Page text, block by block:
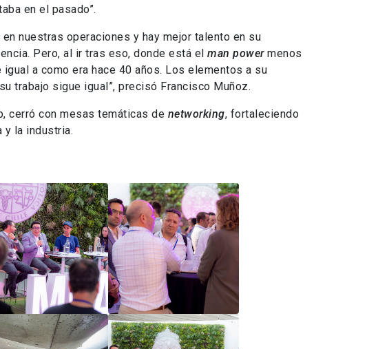
en el pasado”.
nuestras operaciones y hay mejor talento en su
Pero, al ir tras eso, donde está el man powermenos
a como era hace 40 años. Los elementos a su
trabajo sigue igual”, precisó Francisco Muñoz.
cerró con mesas temáticas de networking, fortaleciendo
y la industria.